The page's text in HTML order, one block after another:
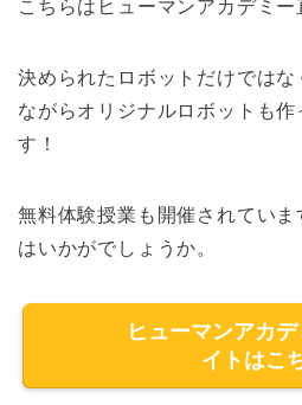
こちらはヒューマンアカデミー
決められたロボットだけではな
ながらオリジナルロボットも作
す！
無料体験授業も開催されていま
はいかがでしょうか。
ヒューマンアカ
イトはこ